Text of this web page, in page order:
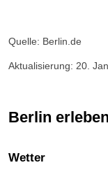
Quelle: Berlin.de
Aktualisierung: 20.
Berlin erleben
Wetter